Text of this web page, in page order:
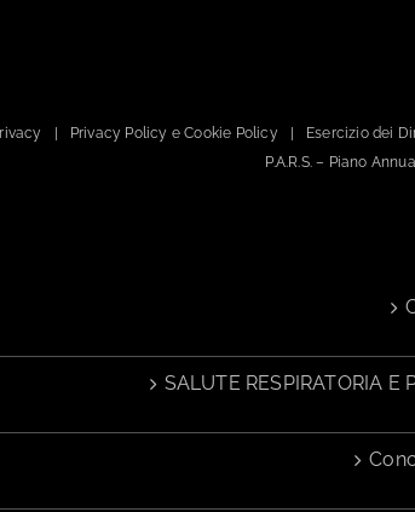
Privacy Policy e Cookie Policy Esercizio dei
P.A.R.S. – Piano
SALUTE RESPIRATORIA E